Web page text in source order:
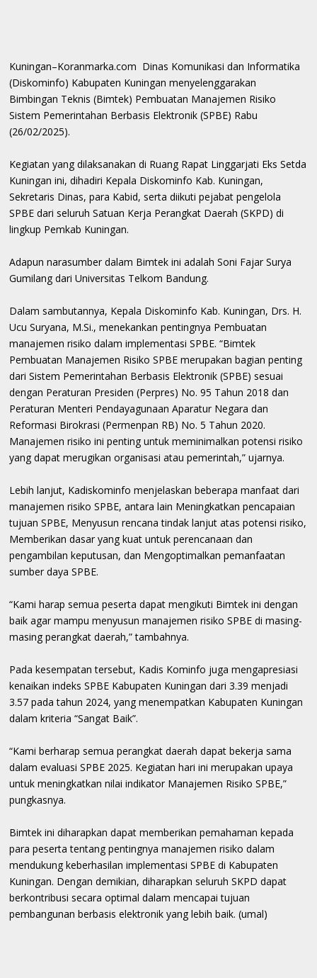
Kuningan–Koranmarka.com Dinas Komunikasi dan Informatika
(Diskominfo) Kabupaten Kuningan menyelenggarakan
Bimbingan Teknis (Bimtek) Pembuatan Manajemen Risiko
Sistem Pemerintahan Berbasis Elektronik (SPBE) Rabu
(26/02/2025).
Kegiatan yang dilaksanakan di Ruang Rapat Linggarjati Eks Setda
Kuningan ini, dihadiri Kepala Diskominfo Kab. Kuningan,
Sekretaris Dinas, para Kabid, serta diikuti pejabat pengelola
SPBE dari seluruh Satuan Kerja Perangkat Daerah (SKPD) di
lingkup Pemkab Kuningan.
Adapun narasumber dalam Bimtek ini adalah Soni Fajar Surya
Gumilang dari Universitas Telkom Bandung.
Dalam sambutannya, Kepala Diskominfo Kab. Kuningan, Drs. H.
Ucu Suryana, M.Si., menekankan pentingnya Pembuatan
manajemen risiko dalam implementasi SPBE. “Bimtek
Pembuatan Manajemen Risiko SPBE merupakan bagian penting
dari Sistem Pemerintahan Berbasis Elektronik (SPBE) sesuai
dengan Peraturan Presiden (Perpres) No. 95 Tahun 2018 dan
Peraturan Menteri Pendayagunaan Aparatur Negara dan
Reformasi Birokrasi (Permenpan RB) No. 5 Tahun 2020.
Manajemen risiko ini penting untuk meminimalkan potensi risiko
yang dapat merugikan organisasi atau pemerintah,” ujarnya.
Lebih lanjut, Kadiskominfo menjelaskan beberapa manfaat dari
manajemen risiko SPBE, antara lain Meningkatkan pencapaian
tujuan SPBE, Menyusun rencana tindak lanjut atas potensi risiko,
Memberikan dasar yang kuat untuk perencanaan dan
pengambilan keputusan, dan Mengoptimalkan pemanfaatan
sumber daya SPBE.
“Kami harap semua peserta dapat mengikuti Bimtek ini dengan
baik agar mampu menyusun manajemen risiko SPBE di masing-
masing perangkat daerah,” tambahnya.
Pada kesempatan tersebut, Kadis Kominfo juga mengapresiasi
kenaikan indeks SPBE Kabupaten Kuningan dari 3.39 menjadi
3.57 pada tahun 2024, yang menempatkan Kabupaten Kuningan
dalam kriteria “Sangat Baik”.
“Kami berharap semua perangkat daerah dapat bekerja sama
dalam evaluasi SPBE 2025. Kegiatan hari ini merupakan upaya
untuk meningkatkan nilai indikator Manajemen Risiko SPBE,”
pungkasnya.
Bimtek ini diharapkan dapat memberikan pemahaman kepada
para peserta tentang pentingnya manajemen risiko dalam
mendukung keberhasilan implementasi SPBE di Kabupaten
Kuningan. Dengan demikian, diharapkan seluruh SKPD dapat
berkontribusi secara optimal dalam mencapai tujuan
pembangunan berbasis elektronik yang lebih baik. (umal)